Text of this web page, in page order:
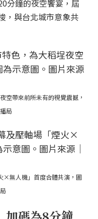
分鐘的夜空饗宴，屆
，與台北城市意象共
空帶來前所未有的視覺震撼，
局
×無人機」首度合體共演，圖